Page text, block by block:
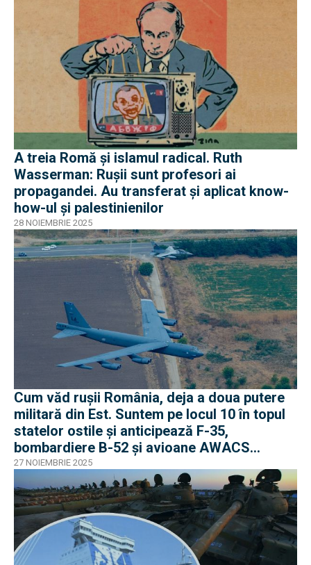
A treia Romă și islamul radical. Ruth
Wasserman: Rușii sunt profesori ai
propagandei. Au transferat și aplicat know-
how-ul și palestinienilor
28 NOIEMBRIE 2025
Cum văd rușii România, deja a doua putere
militară din Est. Suntem pe locul 10 în topul
statelor ostile și anticipează F-35,
bombardiere B-52 și avioane AWACS
dislocate aici
27 NOIEMBRIE 2025